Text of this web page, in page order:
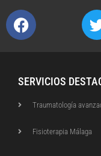
SERVICIOS
Traumatología
Fisioterapia Málaga